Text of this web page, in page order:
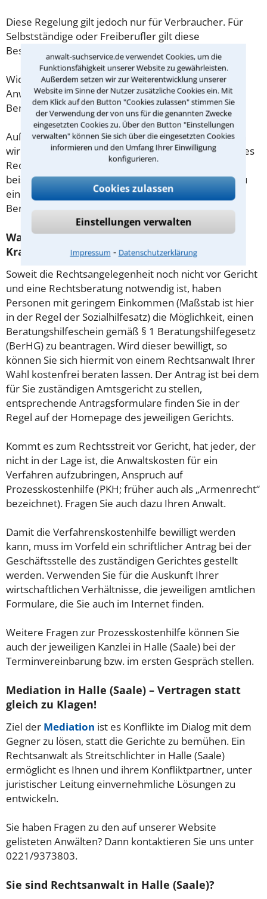
anwalt-suchservice.de verwendet Cookies, um die
Funktionsfähigkeit unserer Website zu gewährleisten.
Außerdem setzen wir zur Weiterentwicklung unserer
Website im Sinne der Nutzer zusätzliche Cookies ein. Mit
dem Klick auf den Button "Cookies zulassen" stimmen Sie
der Verwendung der von uns für die genannten Zwecke
eingesetzten Cookies zu. Über den Button "Einstellungen
verwalten" können Sie sich über die eingesetzten Cookies
informieren und den Umfang Ihrer Einwilligung
konfigurieren.
Cookies zulassen
Einstellungen verwalten
Impressum ⁃ Datenschutzerklärung
Diese Regelung gilt jedoch nur für Verbraucher. Für
Selbstständige oder Freiberufler gilt diese
Beschränkung nicht.
Wichtig daher: Klären Sie die Kostenfrage mit Ihrem
Anwalt aus Halle (Saale) schon zu Beginn der ersten
Beratung.
Außerdem gut zu wissen: Gemäß § 34 Absatz 2 RVG
wird die Beratungsgebühr auf weitere Tätigkeiten des
Rechtsanwalts angerechnet. Sollte es also
beispielsweise aufgrund des Beratungsgesprächs zu
einem Prozess kommen, so kann der Anwalt diese
Beratungsgebühr nicht mehr abrechnen.
Was tun wenn ich mir keinen Anwalt für
Krankentagegeldversicherung leisten kann?
Soweit die Rechtsangelegenheit noch nicht vor Gericht
und eine Rechtsberatung notwendig ist, haben
Personen mit geringem Einkommen (Maßstab ist hier
in der Regel der Sozialhilfesatz) die Möglichkeit, einen
Beratungshilfeschein gemäß § 1 Beratungshilfegesetz
(BerHG) zu beantragen. Wird dieser bewilligt, so
können Sie sich hiermit von einem Rechtsanwalt Ihrer
Wahl kostenfrei beraten lassen. Der Antrag ist bei dem
für Sie zuständigen Amtsgericht zu stellen,
entsprechende Antragsformulare finden Sie in der
Regel auf der Homepage des jeweiligen Gerichts.
Kommt es zum Rechtsstreit vor Gericht, hat jeder, der
nicht in der Lage ist, die Anwaltskosten für ein
Verfahren aufzubringen, Anspruch auf
Prozesskostenhilfe (PKH; früher auch als „Armenrecht“
bezeichnet). Fragen Sie auch dazu Ihren Anwalt.
Damit die Verfahrenskostenhilfe bewilligt werden
kann, muss im Vorfeld ein schriftlicher Antrag bei der
Geschäftsstelle des zuständigen Gerichtes gestellt
werden. Verwenden Sie für die Auskunft Ihrer
wirtschaftlichen Verhältnisse, die jeweiligen amtlichen
Formulare, die Sie auch im Internet finden.
Weitere Fragen zur Prozesskostenhilfe können Sie
auch der jeweiligen Kanzlei in Halle (Saale) bei der
Terminvereinbarung bzw. im ersten Gespräch stellen.
Mediation in Halle (Saale) – Vertragen statt
gleich zu Klagen!
Ziel der Mediation ist es Konflikte im Dialog mit dem
Gegner zu lösen, statt die Gerichte zu bemühen. Ein
Rechtsanwalt als Streitschlichter in Halle (Saale)
ermöglicht es Ihnen und ihrem Konfliktpartner, unter
juristischer Leitung einvernehmliche Lösungen zu
entwickeln.
Sie haben Fragen zu den auf unserer Website
gelisteten Anwälten? Dann kontaktieren Sie uns unter
0221/9373803.
Sie sind Rechtsanwalt in Halle (Saale)?